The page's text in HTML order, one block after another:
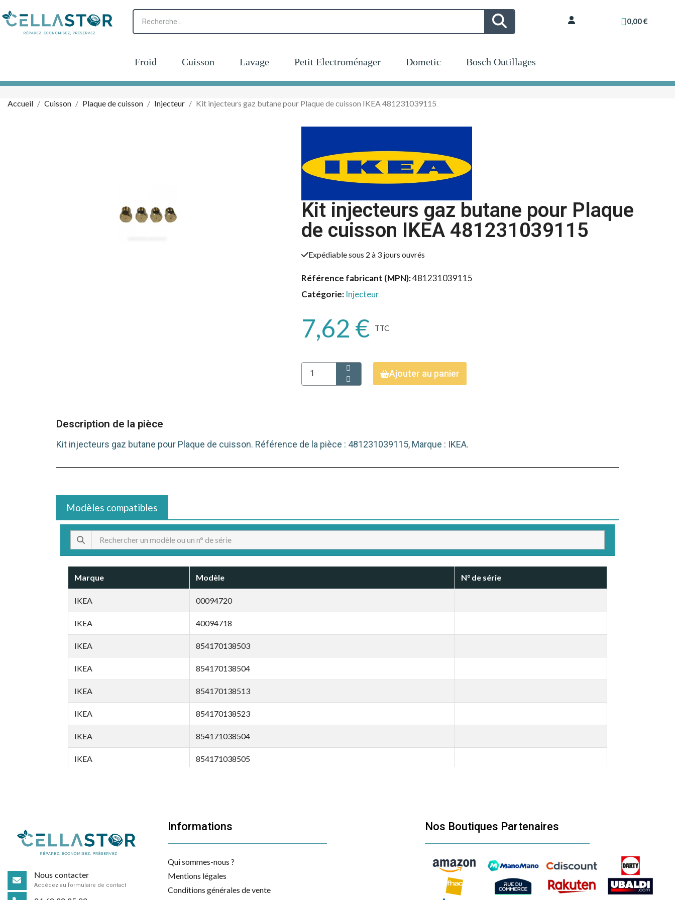
0,00 €
Froid Cuisson Lavage Petit Electroménager Dometic Bosch Outillages
Accueil Cuisson Plaque de cuisson Injecteur Kit injecteurs gaz butane pour Plaque de cuisson IKEA 481231039115
Kit injecteurs gaz butane pour Plaque
de cuisson IKEA 481231039115
Expédiable sous 2 à 3 jours ouvrés
Référence fabricant (MPN) 481231039115
Catégorie Injecteur
7,62 € TTC
Ajouter au panier
Description de la pièce
Kit injecteurs gaz butane pour Plaque de cuisson. Référence de la pièce : 481231039115, Marque : IKEA.
Modèles compatibles
Marque Modèle N° de série
IKEA 00094720
IKEA 40094718
IKEA 854170138503
IKEA 854170138504
IKEA 854170138513
IKEA 854170138523
IKEA 854171038504
IKEA 854171038505
854171038515
IKEA
IKEA 854171038525
854171038534
Nous contacter
Accédez au formulaire de contact
Informations
Qui sommes-nous ?
Mentions légales
Conditions générales de vente
Nos Boutiques Partenaires